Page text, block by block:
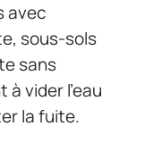
avec
sous-sols
sans
vider l’eau
la fuite.